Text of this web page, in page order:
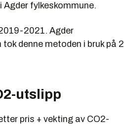
fylkeskommune.
2021. Agder
denne metoden i bruk på 2
utslipp
pris + vekting av CO2-